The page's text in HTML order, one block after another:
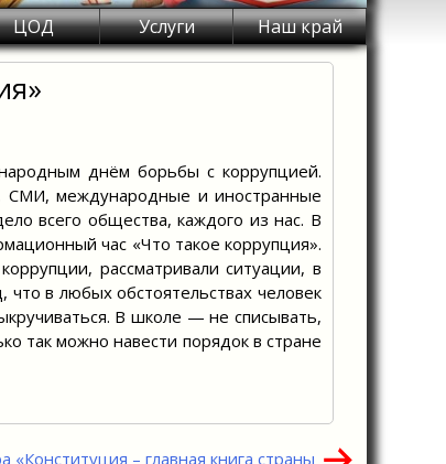
ЦОД Услуги Наш край
днём борьбы с коррупцией.
СМИ, международные и иностранные
всего общества, каждого из нас. В
час «Что такое коррупция».
рассматривали ситуации, в
в любых обстоятельствах человек
В школе — не списывать,
так можно навести порядок в стране
«Конституция – главная книга страны